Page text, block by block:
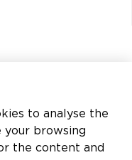
to analyse the
your browsing
the content and